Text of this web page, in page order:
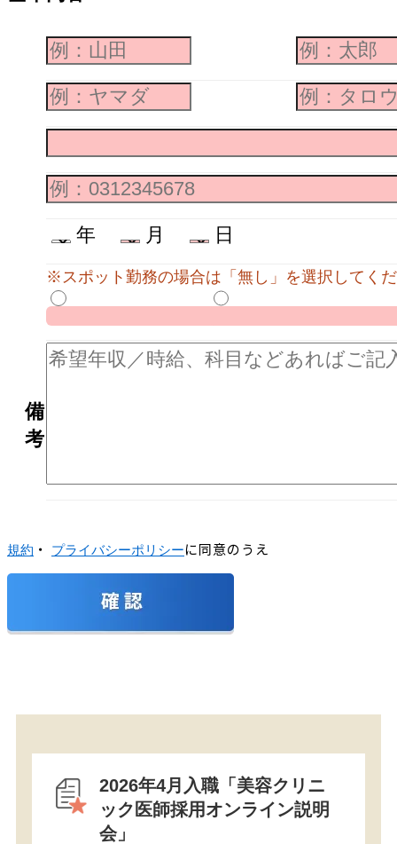
年 月 日
※スポット勤務の場合は「無し」を選択してく
備
考
規約 ・ プライバシーポリシーに同意のうえ
2026年4月入職「美容クリニ
ック医師採用オンライン説明
会」